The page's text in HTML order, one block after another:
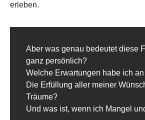
erleben.
Aber was genau bedeutet diese
ganz persönlich?
Welche Erwartungen habe ich
Die Erfüllung aller meiner
Träume?
Und was ist, wenn ich Mangel